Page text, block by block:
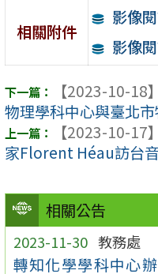
相關公告
2023-11-30 教務處
轉知化學學科中心
相關附件
影像
影像
【2023-10-18】
物理學科中心與臺北
【2023-10-17】
家Florent Héau訪台